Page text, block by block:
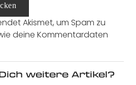
Akismet, um Spam zu
deine Kommentardaten
weitere Artikel?